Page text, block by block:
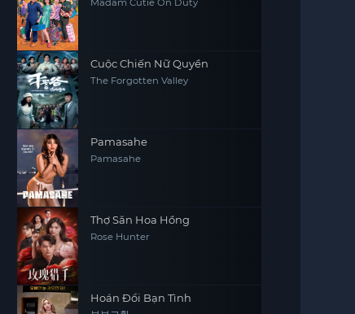
Madam Cutie On Duty
Cuộc Chiến Nữ Quyền
The Forgotten Valley
Pamasahe
Pamasahe
Thợ Săn Hoa Hồng
Rose Hunter
Hoán Đổi Bạn Tình